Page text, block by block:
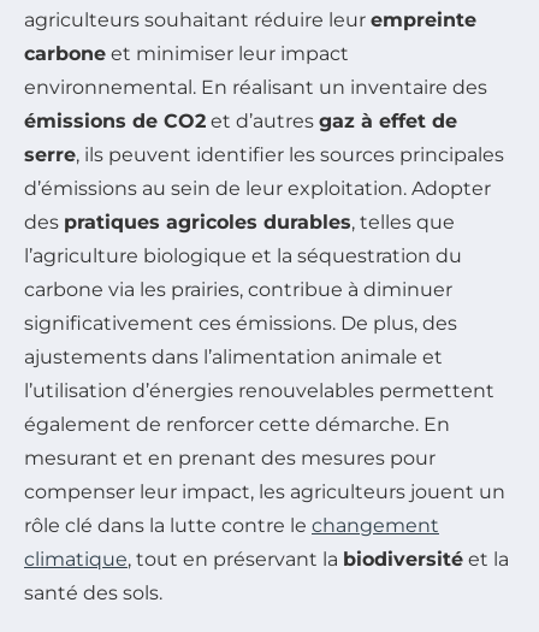
agriculteurs souhaitant réduire leur empreinte
carbone et minimiser leur impact
environnemental. En réalisant un inventaire des
émissions de CO2 et d’autres gaz à effet de
serre, ils peuvent identifier les sources principales
d’émissions au sein de leur exploitation. Adopter
des pratiques agricoles durables, telles que
l’agriculture biologique et la séquestration du
carbone via les prairies, contribue à diminuer
significativement ces émissions. De plus, des
ajustements dans l’alimentation animale et
l’utilisation d’énergies renouvelables permettent
également de renforcer cette démarche. En
mesurant et en prenant des mesures pour
compenser leur impact, les agriculteurs jouent un
rôle clé dans la lutte contre le changement
climatique, tout en préservant la biodiversité et la
santé des sols.